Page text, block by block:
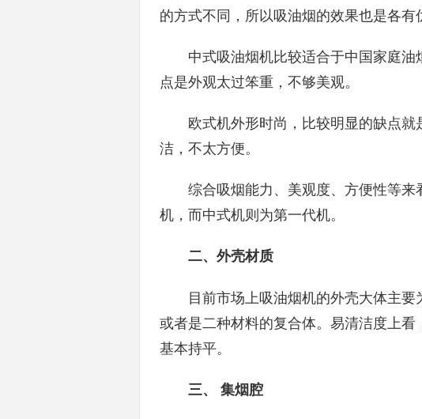
的方式不同，所以吸油烟的效果也是各有
中式吸油烟机比较适合于中国家庭油
点是外观太过笨重，不够美观。
欧式机外形时尚，比较明显的缺点就
洁，不太方便。
综合吸烟能力、美观度、方便性等来
机，而中式机则为第一代机。
二、外壳材质
目前市场上吸油烟机的外壳大体主要
或者是二种材料的复合体。易清洁度上
基本持平。
三、 集烟腔